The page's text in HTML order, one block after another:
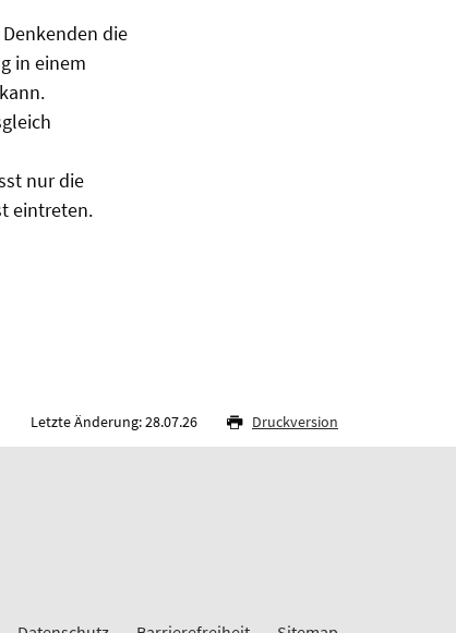
die
in einem
nur die
eintreten.
Letzte Änderung: 28.07.26 Druckversion